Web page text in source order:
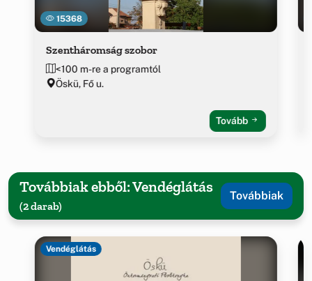
15368
Szentháromság szobor
<100 m-re a programtól
Öskü, Fő u.
Tovább
Továbbiak ebből: Vendéglátás
(2 darab)
Továbbiak
Vendéglátás